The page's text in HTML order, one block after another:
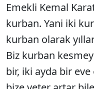
Emekli Kemal
kurban. Yani iki
kurban olarak
Biz kurban
bir, iki ayda bir